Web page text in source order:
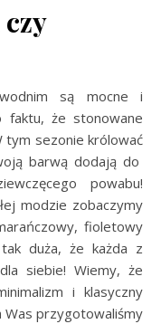
są mocne i
że stonowane
tym sezonie królować
barwą dodają do
powabu!
modzie zobaczymy
fioletowy
duża, że każda z
siebie! Wiemy, że
i klasyczny
Was przygotowaliśmy